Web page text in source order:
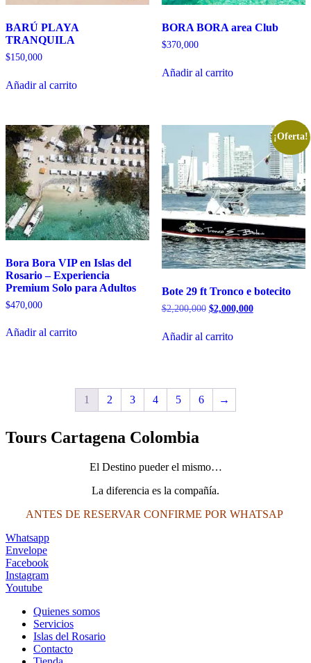
BARÚ PLAYA
TRANQUILA
$150,000
Añadir al carrito
BORA BORA area Club
$370,000
Añadir al carrito
Bora Bora VIP en Islas del
Rosario – Experiencia
Premium Solo para Adultos
$470,000
Añadir al carrito
¡Oferta!
Bote 29 ft Tronco e botecito
$2,200,000 El
era:
$2,000,000El
Añadir al carrito
1 2 3 4 5 6 →
Tours Cartagena Colombia
El Destino pueder el mismo…
La diferencia es la compañía.
ANTES DE RESERVAR CONFIRME POR WHATSAP
Whatsapp
Envelope
Facebook
Instagram
Youtube
Quienes somos
Servicios
Islas del Rosario
Contacto